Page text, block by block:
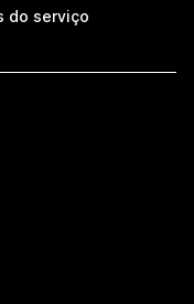
do serviço